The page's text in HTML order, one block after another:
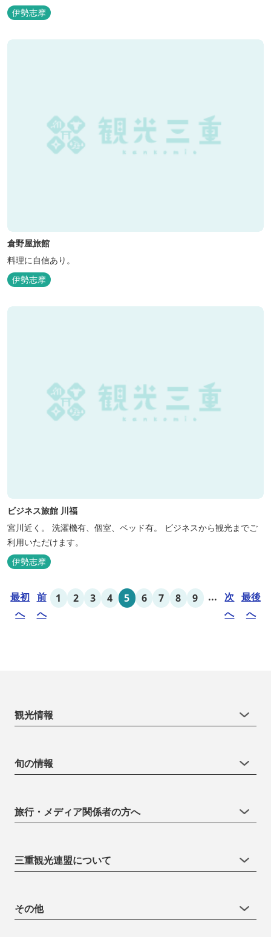
おります。 （和室はベッドが設置されています）靴を脱いでお部屋
でおくつろぎください。 また、朝食バイキング無料サービス（営業
時間6:30～900）、大浴場完備、全室インターネット回線完備（Wi-
伊勢志摩
倉野屋旅館
料理に自信あり。
伊勢志摩
ビジネス旅館 川福
宮川近く。 洗濯機有、個室、ベッド有。 ビジネスから観光までご
利用いただけます。
伊勢志摩
最初
へ
前
へ
1 2 3 4 5 6 7 8 9 ...
次
へ
最後
へ
観光情報
旬の情報
旅行・メディア関係者の方へ
三重観光連盟について
その他